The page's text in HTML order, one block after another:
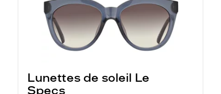
Lunettes de soleil Le
Specs